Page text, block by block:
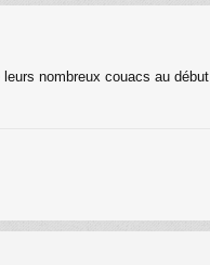
nombreux couacs au début